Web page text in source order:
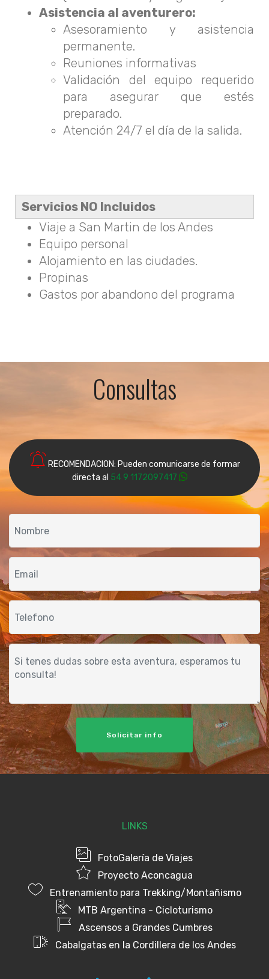
Asistencia al aventurero:
Asesoramiento y asistencia
permanente.
Reuniones informativas
Validación del equipo requerido
para asegurar que estés
preparado.
Atención 24/7 el día de la salida.
Servicios NO Incluidos
Viaje a San Martin de los Andes
Equipo personal
Alojamiento en las ciudades.
Propinas
Gastos por abandono del programa
Consultas
RECOMENDACION: Pueden comunicarse de formar
directa al 54 9 1172097417
Solicitar info
LINKS
FotoGalería de Viajes
Proyecto Aconcagua
Entrenamiento para Trekking/Montañismo
MTB Argentina - Cicloturismo
Ascensos a Grandes Cumbres
Cabalgatas en la Cordillera de los Andes